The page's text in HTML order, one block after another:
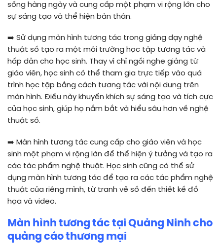
sống hàng ngày và cung cấp một phạm vi rộng lớn cho
sự sáng tạo và thể hiện bản thân.
➡️ Sử dụng màn hình tương tác trong giảng dạy nghệ
thuật số tạo ra một môi trường học tập tương tác và
hấp dẫn cho học sinh. Thay vì chỉ ngồi nghe giảng từ
giáo viên, học sinh có thể tham gia trực tiếp vào quá
trình học tập bằng cách tương tác với nội dung trên
màn hình. Điều này khuyến khích sự sáng tạo và tích cực
của học sinh, giúp họ nắm bắt và hiểu sâu hơn về nghệ
thuật số.
➡️ Màn hình tương tác cung cấp cho giáo viên và học
sinh một phạm vi rộng lớn để thể hiện ý tưởng và tạo ra
các tác phẩm nghệ thuật. Học sinh cũng có thể sử
dụng màn hình tương tác để tạo ra các tác phẩm nghệ
thuật của riêng mình, từ tranh vẽ số đến thiết kế đồ
họa và video.
Màn hình tương tác tại Quảng Ninh cho
quảng cáo thương mại